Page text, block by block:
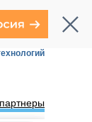
партнеры